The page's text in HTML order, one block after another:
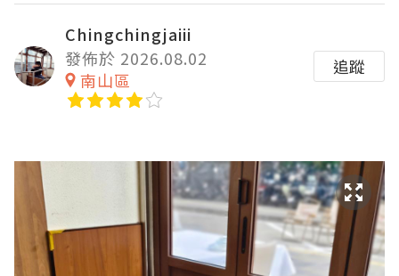
Chingchingjaiii
發佈於 2026.08.02
南山區
追蹤